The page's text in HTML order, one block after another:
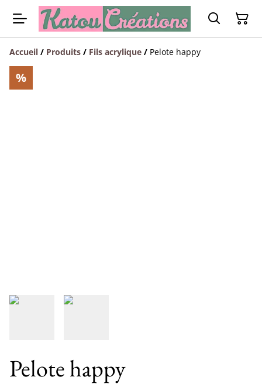
Accueil / Produits / Fils acrylique / Pelote happy
%
Pelote happy